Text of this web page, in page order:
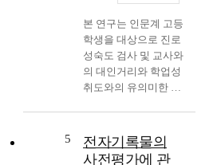
이고 있으며 화폐의 기
본 단위인 10원, 50원,
100원까지는 알고 있
으나 그 이상의 화폐단
위는 잘 모르고 있는
살펴 본 결과, 덧셈하
기 능력은 8세까지 전
본 연구는 인문계 고등
학생을 대상으로 진로
성숙도 검사 및 교사와
의 대인거리와 학업성
취도와의 유의미한 상
각한 문제인 학업성취
도를 높일 수 있는 방
5
전자기록물의
사전평가에 관